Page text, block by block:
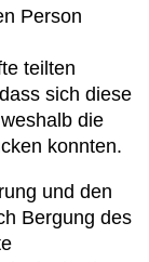
Person
teilten
sich diese
die
konnten.
und den
Bergung des